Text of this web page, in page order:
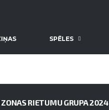
SPĒLES
RIETUMU GRUPA 2024